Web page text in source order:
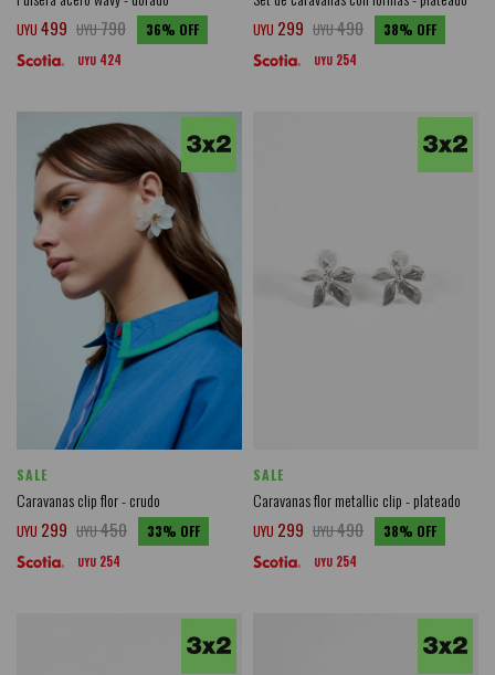
UYU 499 UYU790 36
UYU 424
UYU 299 UYU490 38
UYU 254
SALE
Caravanas clip flor - crudo
UYU 299 UYU450 33
UYU 254
SALE
Caravanas flor metallic clip - plateado
UYU 299 UYU490 38
UYU 254